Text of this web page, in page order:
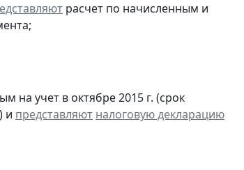
расчет по начисленным и
на учет в октябре 2015 г. (срок
и представляют налоговую декларацию